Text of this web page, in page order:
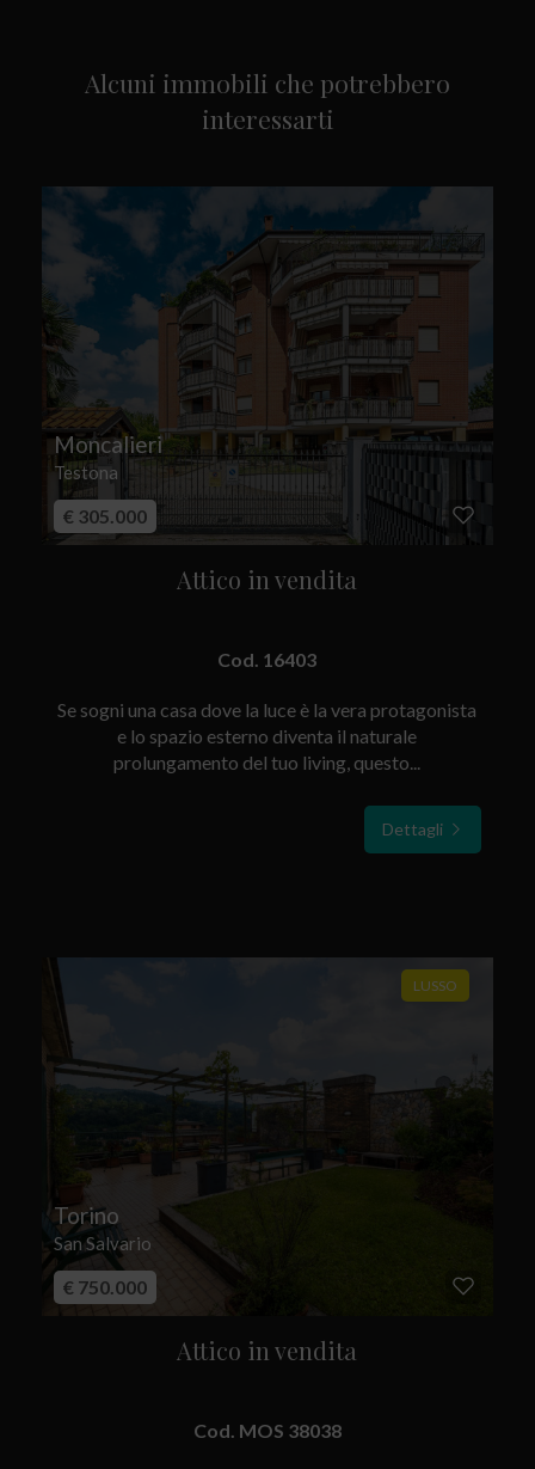
Alcuni immobili che potrebbero
interessarti
Moncalieri
Testona
€ 305.000
Attico in vendita
Cod. 16403
Se sogni una casa dove la luce è la vera protagonista
e lo spazio esterno diventa il naturale
prolungamento del tuo living, questo...
Dettagli
LUSSO
Torino
San Salvario
€ 750.000
Attico in vendita
Cod. MOS 38038